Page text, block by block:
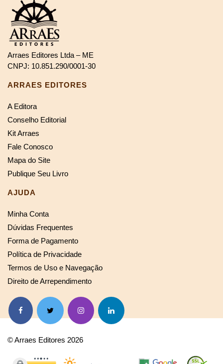
Arraes Editores Ltda – ME
CNPJ: 10.851.290/0001-30
ARRAES EDITORES
A Editora
Conselho Editorial
Kit Arraes
Fale Conosco
Mapa do Site
Publique Seu Livro
AJUDA
Minha Conta
Dúvidas Frequentes
Forma de Pagamento
Política de Privacidade
Termos de Uso e Navegação
Direito de Arrependimento
© Arraes Editores 2026